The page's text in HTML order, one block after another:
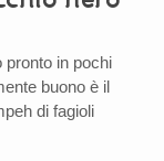
pronto in pochi
buono è il
di fagioli